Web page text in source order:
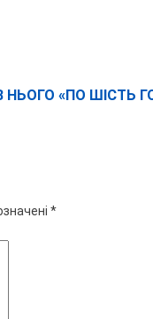
НЬОГО «ПО ШІСТЬ
*